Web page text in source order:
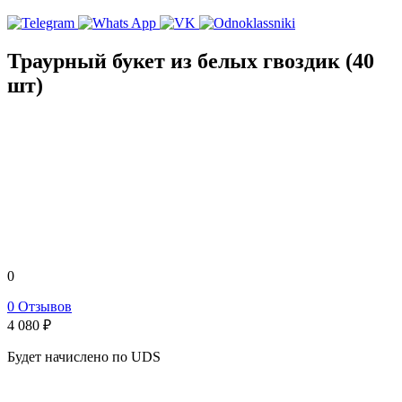
Траурный букет из белых гвоздик (40
шт)
0
0 Отзывов
4 080 ₽
Будет начислено по UDS